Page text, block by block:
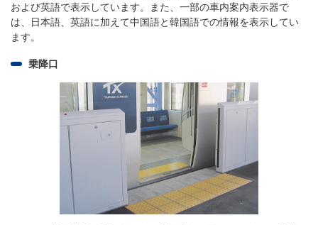
および英語で表示しています。また、一部の車内案内表示器で
は、日本語、英語に加えて中国語と韓国語での情報を表示してい
ます。
乗降口